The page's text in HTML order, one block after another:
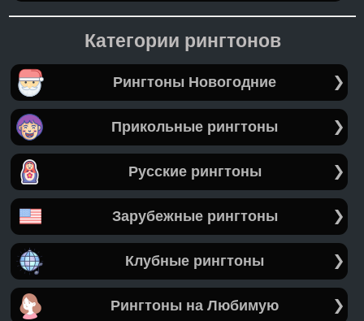
Категории рингтонов
Рингтоны Новогодние
Прикольные рингтоны
Русские рингтоны
Зарубежные рингтоны
Клубные рингтоны
Рингтоны на Любимую